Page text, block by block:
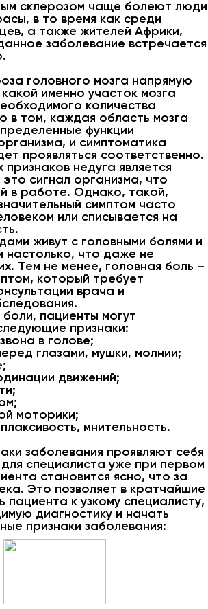
склерозом чаще болеют люди
в то время как среди
а также жителей Африки,
заболевание встречается
головного мозга напрямую
именно участок мозга
количества
в том, каждая область мозга
функции
и симптоматика
проявляться соответственно.
недуга является
сигнал организма, что
в работе. Однако, такой,
симптом часто
или списывается на
живут с головными болями и
настолько, что даже не
Тем не менее, головная боль –
который требует
врача и
пациенты могут
признаки:
в голове;
глазами, мушки, молнии;
движений;
моторики;
мнительность.
заболевания проявляют себя
специалиста уже при первом
становится ясно, что за
Это позволяет в кратчайшие
пациента к узкому специалисту,
диагностику и начать
признаки заболевания: